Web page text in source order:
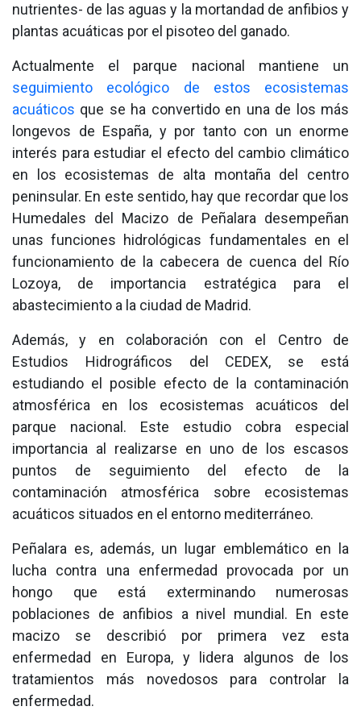
nutrientes- de las aguas y la mortandad de anfibios y
plantas acuáticas por el pisoteo del ganado.
Actualmente el parque nacional mantiene un
seguimiento ecológico de estos ecosistemas
acuáticos que se ha convertido en una de los más
longevos de España, y por tanto con un enorme
interés para estudiar el efecto del cambio climático
en los ecosistemas de alta montaña del centro
peninsular. En este sentido, hay que recordar que los
Humedales del Macizo de Peñalara desempeñan
unas funciones hidrológicas fundamentales en el
funcionamiento de la cabecera de cuenca del Río
Lozoya, de importancia estratégica para el
abastecimiento a la ciudad de Madrid.
Además, y en colaboración con el Centro de
Estudios Hidrográficos del CEDEX, se está
estudiando el posible efecto de la contaminación
atmosférica en los ecosistemas acuáticos del
parque nacional. Este estudio cobra especial
importancia al realizarse en uno de los escasos
puntos de seguimiento del efecto de la
contaminación atmosférica sobre ecosistemas
acuáticos situados en el entorno mediterráneo.
Peñalara es, además, un lugar emblemático en la
lucha contra una enfermedad provocada por un
hongo que está exterminando numerosas
poblaciones de anfibios a nivel mundial. En este
macizo se describió por primera vez esta
enfermedad en Europa, y lidera algunos de los
tratamientos más novedosos para controlar la
enfermedad.